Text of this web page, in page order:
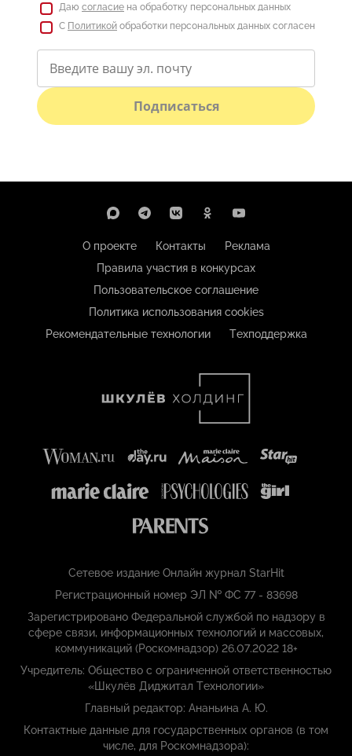
Даю согласие на обработку персональных данных
С Политикой обработки персональных данных согласен
Подписаться
О проекте Контакты
Реклама
Правила участия в конкурсах
Пользовательское соглашение
Политика использования cookies
Рекомендательные технологии
Техподдержка
Сетевое издание Онлайн журнал StarHit
Регистрационный номер ЭЛ № ФС 77 - 83698
Зарегистрировано Федеральной службой по надзору в
сфере связи, информационных технологий и массовых,
коммуникаций (Роскомнадзор) 26.07.2022 18+
Учредитель: Общество с ограниченной ответственностью
«Шкулёв Диджитал Технологии»
Главный редактор: Ананьина А. Ю.
Контактные данные для государственных органов (в том
числе, для Роскомнадзора):